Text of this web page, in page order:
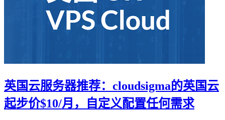
英国云服务器推荐：cloudsigma的英国云
起步价$10/月，自定义配置任何需求